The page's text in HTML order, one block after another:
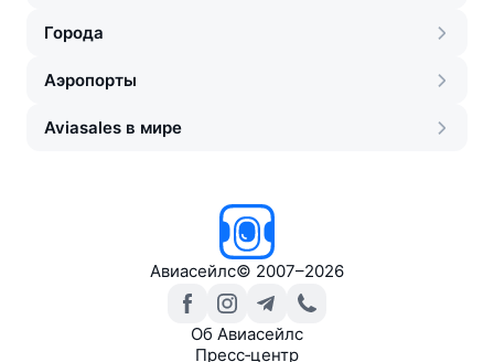
Города
Аэропорты
Aviasales в мире
Авиасейлс© 2007–2026
Об Авиасейлс
Пресс‑центр